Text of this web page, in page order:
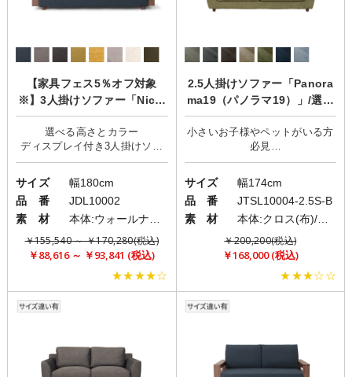
【家具フェス5％オフ対象
※】3人掛けソファー「Nicol
e(ニコール)」/ウッドフレー
ム
選べる高さとカラー
ディスプレイ付き3人掛けソフ
ァー
サイズ
幅180cm
品 番
JDL10002
素 材
本体:ウォールナット突板・オーク突板/クッション:ファブリック(布)
￥155,540 ～ ￥170,280(税込)
￥88,616 ～ ￥93,841 (税込)
★★★★☆
2.5人掛けソファー「Panora
ma19（パノラマ19）」/選べ
る座り心地/カバーリング
小さいお子様やペットがいる方
必見
引っ掻きに強い2.5人掛けソファ
サイズ
幅174cm
品 番
JTSL10004-2.5S-B
素 材
本体:クロス(布)/脚:ウッドorメタル
￥200,200(税込)
￥168,000 (税込)
★★★☆☆